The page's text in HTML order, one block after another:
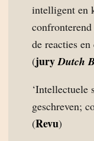
intelligent en
de reacties en
(juryDutch
geschreven;
(Revu)